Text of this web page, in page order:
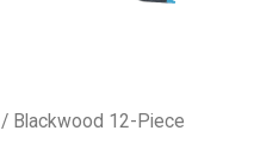
/ Blackwood 12-Piece